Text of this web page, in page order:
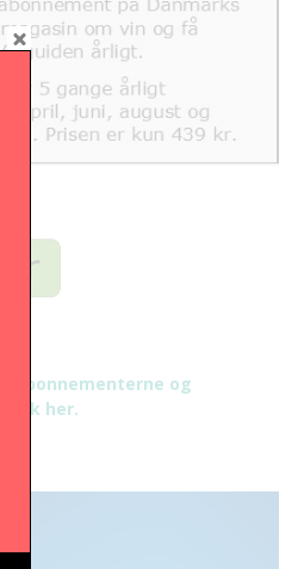
abonnementerne og
klik her.